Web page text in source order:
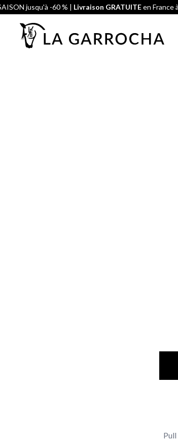
jusqu'à -60 % | Livraison GRATUITEen France